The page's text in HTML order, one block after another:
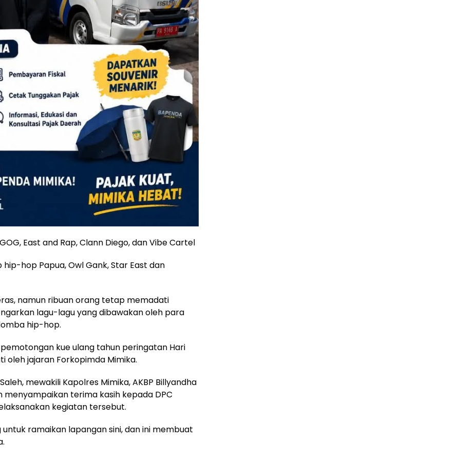
East and Rap, Clann Diego, dan Vibe Cartel
hip-hop Papua, Owl Gank, Star East dan
namun ribuan orang tetap memadati
lagu-lagu yang dibawakan oleh para
hip-hop.
kue ulang tahun peringatan Hari
oleh jajaran Forkopimda Mimika.
mewakili Kapolres Mimika, AKBP Billyandha
menyampaikan terima kasih kepada DPC
kegiatan tersebut.
ramaikan lapangan sini, dan ini membuat